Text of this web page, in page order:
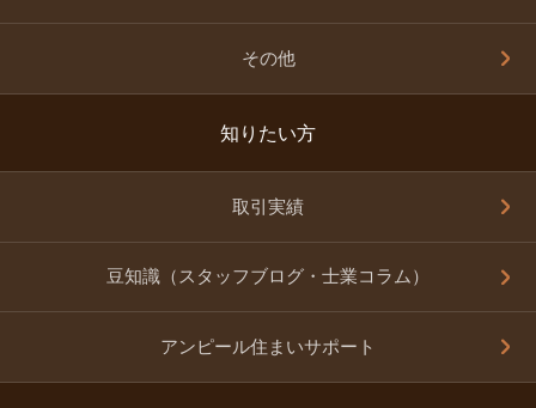
その他
知りたい方
取引実績
豆知識（スタッフブログ・士業コラム）
アンピール住まいサポート